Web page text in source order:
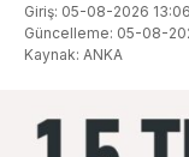
Giriş: 05-08-2026 13:06
Güncelleme: 05-08-
Kaynak: ANKA